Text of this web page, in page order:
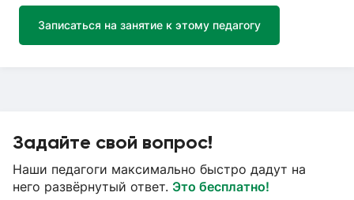
Записаться на занятие к этому педагогу
Задайте свой вопрос!
Наши педагоги максимально быстро дадут на
него развёрнутый ответ. Это бесплатно!